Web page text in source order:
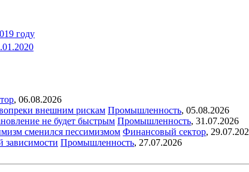
году
, 06.08.2026
внешним рискам Промышленность, 05.08.2026
не будет быстрым Промышленность, 31.07.2026
сменился пессимизмом Финансовый сектор,
зависимости Промышленность, 27.07.2026